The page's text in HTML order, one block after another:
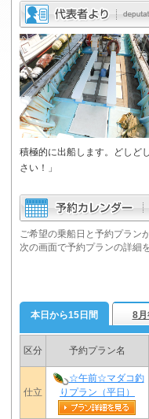
積極的に出船します。どしど
さい！」
ご希望の乗船日と予約プラン
次の画面で予約プランの詳細
本日から15日間 8月
区分 予約プラン名
仕立
☆午前☆マダコ釣
りプラン（平日）